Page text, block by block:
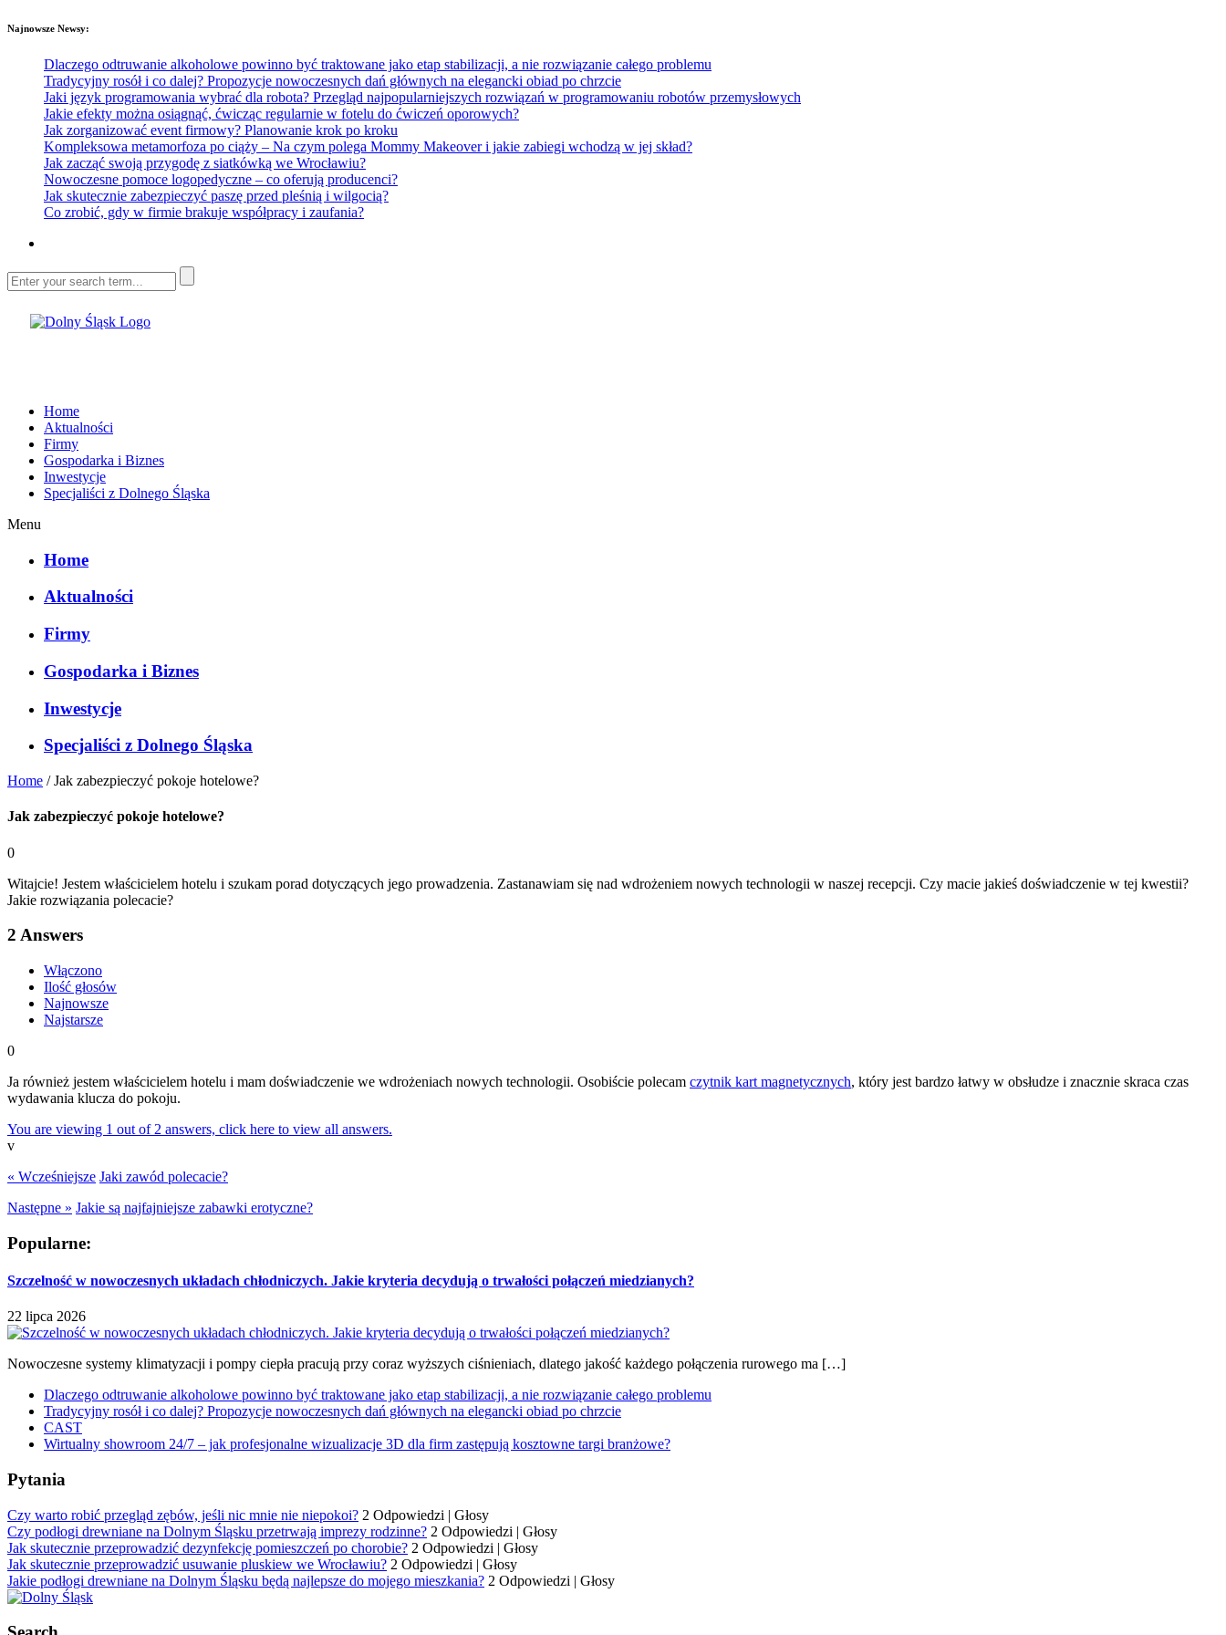
Najnowsze Newsy:
Dlaczego odtruwanie alkoholowe powinno być traktowane jako etap stabilizacji, a nie rozwiązanie całego problemu
Tradycyjny rosół i co dalej? Propozycje nowoczesnych dań głównych na elegancki obiad po chrzcie
Jaki język programowania wybrać dla robota? Przegląd najpopularniejszych rozwiązań w programowaniu robotów przemysłowych
Jakie efekty można osiągnąć, ćwicząc regularnie w fotelu do ćwiczeń oporowych?
Jak zorganizować event firmowy? Planowanie krok po kroku
Kompleksowa metamorfoza po ciąży – Na czym polega Mommy Makeover i jakie zabiegi wchodzą w jej skład?
Jak zacząć swoją przygodę z siatkówką we Wrocławiu?
Nowoczesne pomoce logopedyczne – co oferują producenci?
Jak skutecznie zabezpieczyć paszę przed pleśnią i wilgocią?
Co zrobić, gdy w firmie brakuje współpracy i zaufania?
Home
Aktualności
Firmy
Gospodarka i Biznes
Inwestycje
Specjaliści z Dolnego Śląska
Menu
Home
Aktualności
Firmy
Gospodarka i Biznes
Inwestycje
Specjaliści z Dolnego Śląska
Home /Jak zabezpieczyć pokoje hotelowe?
Jak zabezpieczyć pokoje hotelowe?
0
Witajcie! Jestem właścicielem hotelu i szukam porad dotyczących jego prowadzenia. Zastanawiam się nad wdrożeniem nowych technologii w naszej recepcji. Czy macie jakieś doświadczenie w tej kwestii?
Jakie rozwiązania polecacie?
2 Answers
Włączono
Ilość głosów
Najnowsze
Najstarsze
0
Ja również jestem właścicielem hotelu i mam doświadczenie we wdrożeniach nowych technologii. Osobiście polecam czytnik kart magnetycznych, który jest bardzo łatwy w obsłudze i znacznie skraca czas
wydawania klucza do pokoju.
You are viewing 1 out of 2 answers, click here to view all answers.
v
« Wcześniejsze Jaki zawód polecacie?
Następne » Jakie są najfajniejsze zabawki erotyczne?
Popularne:
Szczelność w nowoczesnych układach chłodniczych. Jakie kryteria decydują o trwałości połączeń miedzianych?
22 lipca 2026
Nowoczesne systemy klimatyzacji i pompy ciepła pracują przy coraz wyższych ciśnieniach, dlatego jakość każdego połączenia rurowego ma […]
Dlaczego odtruwanie alkoholowe powinno być traktowane jako etap stabilizacji, a nie rozwiązanie całego problemu
Tradycyjny rosół i co dalej? Propozycje nowoczesnych dań głównych na elegancki obiad po chrzcie
CAST
Wirtualny showroom 24/7 – jak profesjonalne wizualizacje 3D dla firm zastępują kosztowne targi branżowe?
Pytania
Czy warto robić przegląd zębów, jeśli nic mnie nie niepokoi? 2 Odpowiedzi | Głosy
Czy podłogi drewniane na Dolnym Śląsku przetrwają imprezy rodzinne? 2 Odpowiedzi | Głosy
Jak skutecznie przeprowadzić dezynfekcję pomieszczeń po chorobie? 2 Odpowiedzi | Głosy
Jak skutecznie przeprowadzić usuwanie pluskiew we Wrocławiu? 2 Odpowiedzi | Głosy
Jakie podłogi drewniane na Dolnym Śląsku będą najlepsze do mojego mieszkania? 2 Odpowiedzi | Głosy